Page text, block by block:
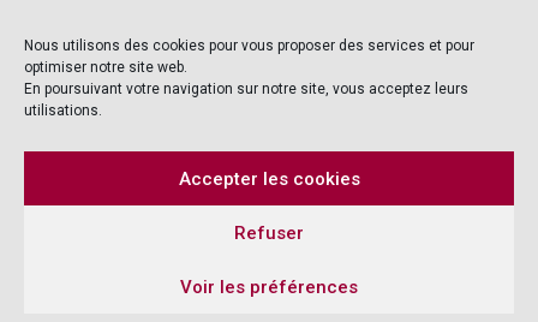
Nous utilisons des cookies pour vous proposer des services et pour
optimiser notre site web.
En poursuivant votre navigation sur notre site, vous acceptez leurs
utilisations.
Accepter les cookies
Refuser
Voir les préférences
inscrit au tableau de l'Ordre des Experts Comptables
Mentions légales